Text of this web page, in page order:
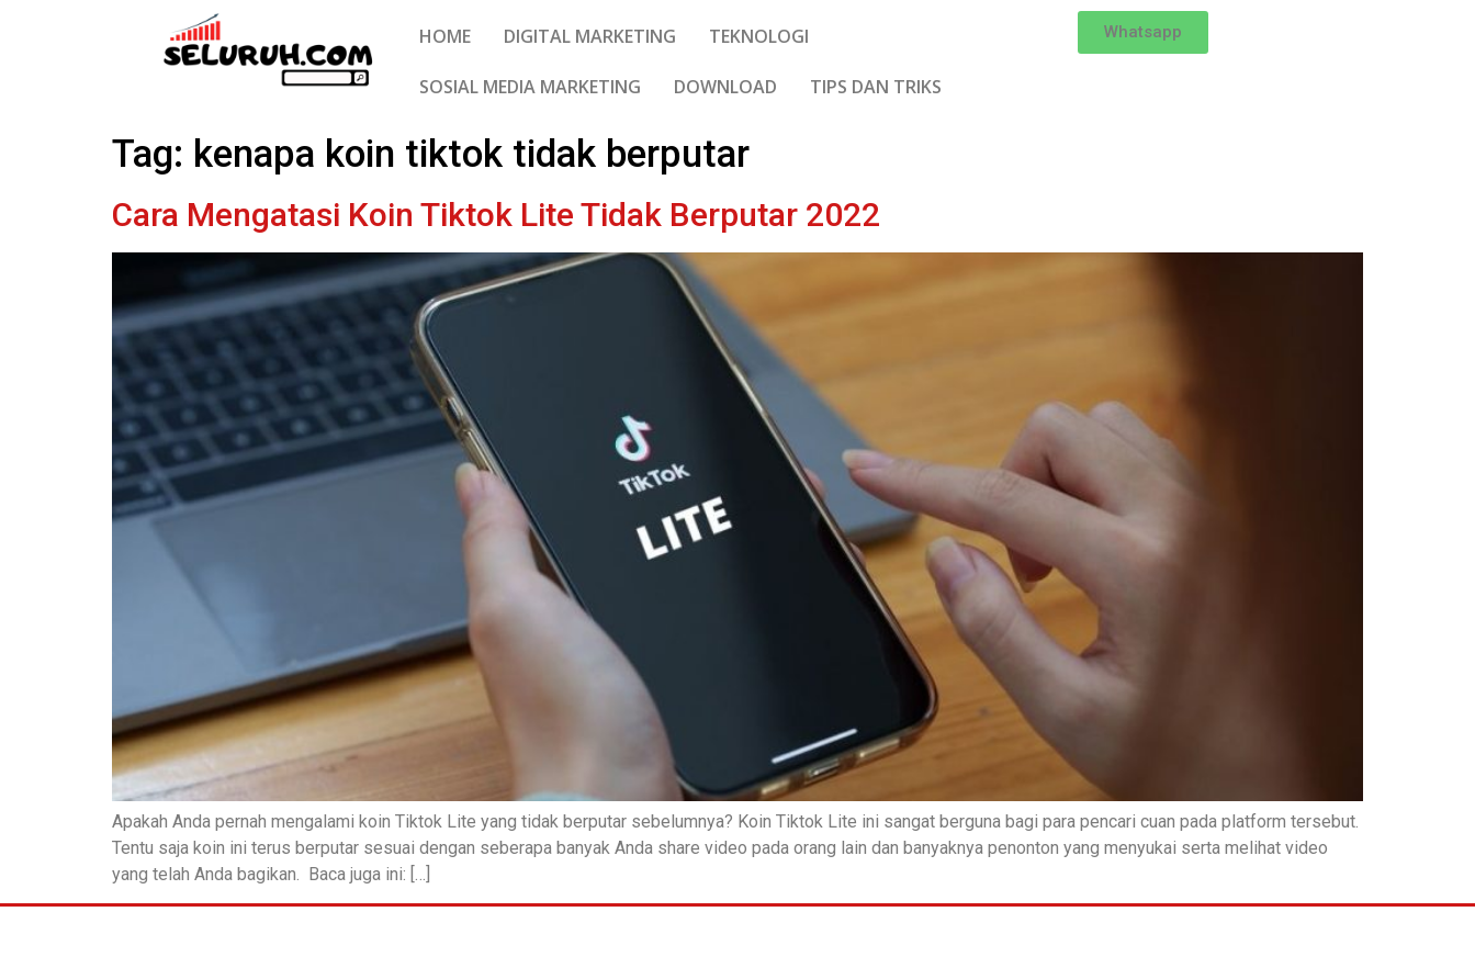
HOME DIGITAL MARKETING TEKNOLOGI
SOSIAL MEDIA MARKETING DOWNLOAD TIPS DAN TRIKS
Whatsapp
Tag: kenapa koin tiktok tidak berputar
Cara Mengatasi Koin Tiktok Lite Tidak Berputar 2022
Apakah Anda pernah mengalami koin Tiktok Lite yang tidak berputar sebelumnya? Koin Tiktok Lite ini sangat berguna bagi para pencari cuan pada platform tersebut.
Tentu saja koin ini terus berputar sesuai dengan seberapa banyak Anda share video pada orang lain dan banyaknya penonton yang menyukai serta melihat video
yang telah Anda bagikan. Baca juga ini: […]